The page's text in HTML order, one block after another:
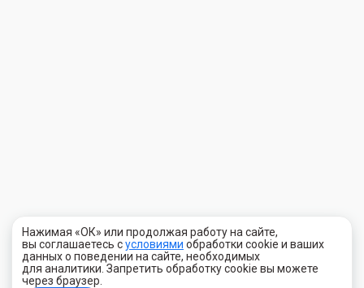
Нажимая «ОК» или продолжая работу на сайте,
вы соглашаетесь сусловиями обработки cookie и ваших
данных о поведении на сайте, необходимых
для аналитики. Запретить обработку cookie вы можете
через браузер.